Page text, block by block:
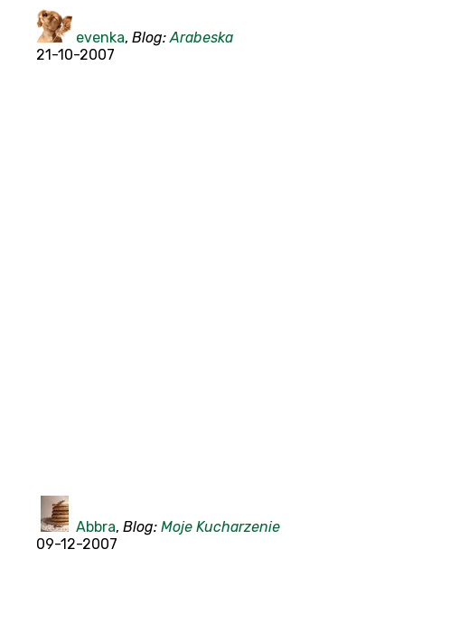
evenka, Blog: Arabeska
21-10-2007
Abbra, Blog: Moje Kucharzenie
09-12-2007